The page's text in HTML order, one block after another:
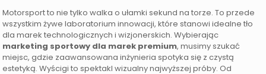
Motorsport to nie tylko walka o ułamki sekund na torze. To przede
wszystkim żywe laboratorium innowacji, które stanowi idealne tło
dla marek technologicznych i wizjonerskich. Wybierając
marketing sportowy dla marek premium, musimy szukać
miejsc, gdzie zaawansowana inżynieria spotyka się z czystą
estetyką. Wyścigi to spektakl wizualny najwyższej próby. Od